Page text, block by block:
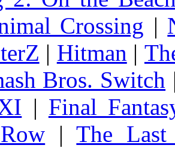
Crossing |
| Hitman |
Bros. Switch
| Final
|The